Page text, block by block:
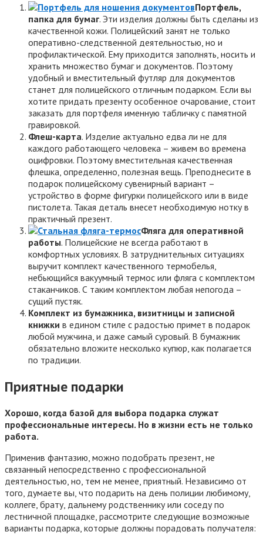
Портфель,
папка для бумаг. Эти изделия должны быть сделаны из
качественной кожи. Полицейский занят не только
оперативно-следственной деятельностью, но и
профилактической. Ему приходится заполнять, носить и
хранить множество бумаг и документов. Поэтому
удобный и вместительный футляр для документов
станет для полицейского отличным подарком. Если вы
хотите придать презенту особенное очарование, стоит
заказать для портфеля именную табличку с памятной
гравировкой.
Флеш-карта. Изделие актуально едва ли не для
каждого работающего человека – живем во времена
оцифровки. Поэтому вместительная качественная
флешка, определенно, полезная вещь. Преподнесите в
подарок полицейскому сувенирный вариант –
устройство в форме фигурки полицейского или в виде
пистолета. Такая деталь внесет необходимую нотку в
практичный презент.
Фляга для оперативной
работы. Полицейские не всегда работают в
комфортных условиях. В затруднительных ситуациях
выручит комплект качественного термобелья,
небьющийся вакуумный термос или фляга с комплектом
стаканчиков. С таким комплектом любая непогода –
сущий пустяк.
Комплект из бумажника, визитницы и записной
книжки в едином стиле с радостью примет в подарок
любой мужчина, и даже самый суровый. В бумажник
обязательно вложите несколько купюр, как полагается
по традиции.
Приятные подарки
Хорошо, когда базой для выбора подарка служат
профессиональные интересы. Но в жизни есть не только
работа.
Применив фантазию, можно подобрать презент, не
связанный непосредственно с профессиональной
деятельностью, но, тем не менее, приятный. Независимо от
того, думаете вы, что подарить на день полиции любимому,
коллеге, брату, дальнему родственнику или соседу по
лестничной площадке, рассмотрите следующие возможные
варианты подарка, которые должны порадовать получателя: